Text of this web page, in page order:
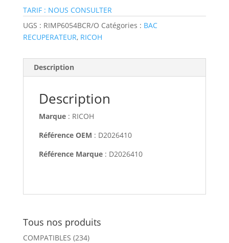
TARIF : NOUS CONSULTER
UGS : RIMP6054BCR/O Catégories : BAC
RECUPERATEUR, RICOH
Description
Description
Marque: RICOH
Référence OEM : D2026410
Référence Marque: D2026410
Tous nos produits
COMPATIBLES (234)